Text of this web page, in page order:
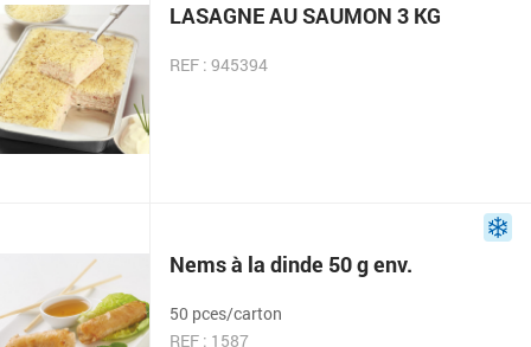
LASAGNE AU SAUMON 3 KG
REF : 945394
Nems à la dinde 50 g env.
50 pces/carton
REF : 1587